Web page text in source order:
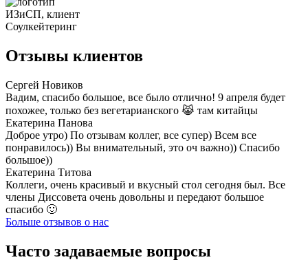
Отзывы клиентов
Сергей Новиков
Вадим, спасибо большое, все было отлично! 9 апреля будет
похожее, только без вегетарианского 😹 там китайцы
Екатерина Панова
Доброе утро) По отзывам коллег, все супер) Всем все
понравилось)) Вы внимательный, это оч важно)) Спасибо
большое))
Екатерина Титова
Коллеги, очень красивый и вкусный стол сегодня был. Все
члены Диссовета очень довольны и передают большое
спасибо 🙂
Больше отзывов о нас
Часто задаваемые вопросы